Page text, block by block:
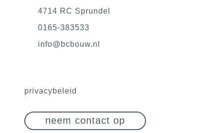
4714 RC Sprundel
0165-383533
ln.wuobcb
@ofni
privacybeleid
neem contact op